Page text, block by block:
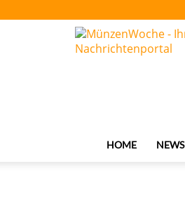
MünzenWoche
HOME NEWS